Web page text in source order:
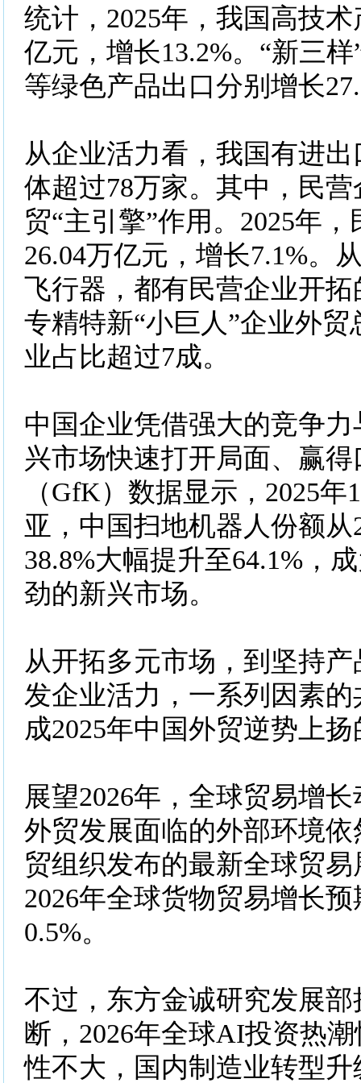
统计，2025年，我国高技
亿元，增长13.2%。“新三
等绿色产品出口分别增长
从企业活力看，我国有进
体超过78万家。其中，民
贸“主引擎”作用。2025年
26.04万亿元，增长7.1%。
飞行器，都有民营企业开
专精特新“小巨人”企业外
业占比超过7成。
中国企业凭借强大的竞争
兴市场快速打开局面、赢
（GfK）数据显示，2025
亚，中国扫地机器人份额从
38.8%大幅提升至64.1%，
劲的新兴市场。
从开拓多元市场，到坚持
发企业活力，一系列因素
成2025年中国外贸逆势上
展望2026年，全球贸易增
外贸发展面临的外部环境
贸组织发布的最新全球贸
2026年全球货物贸易增长
0.5%。
不过，东方金诚研究发展
断，2026年全球AI投资热
性不大，国内制造业转型